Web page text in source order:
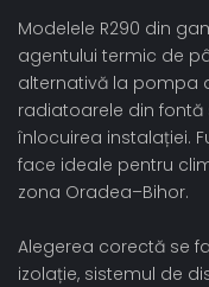
Modelele R290 din
agentului termic de
alternativă la pompa
radiatoarele din fontă
înlocuirea instalației.
face ideale pentru
zona Oradea–Bihor.
Alegerea corectă se
izolație, sistemul de